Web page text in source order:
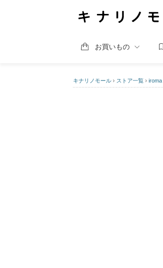
お買いもの
キナリノモール › ストア一覧 › iroma